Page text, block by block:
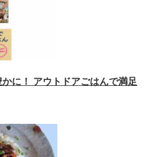
に！ アウトドアごはんで満足